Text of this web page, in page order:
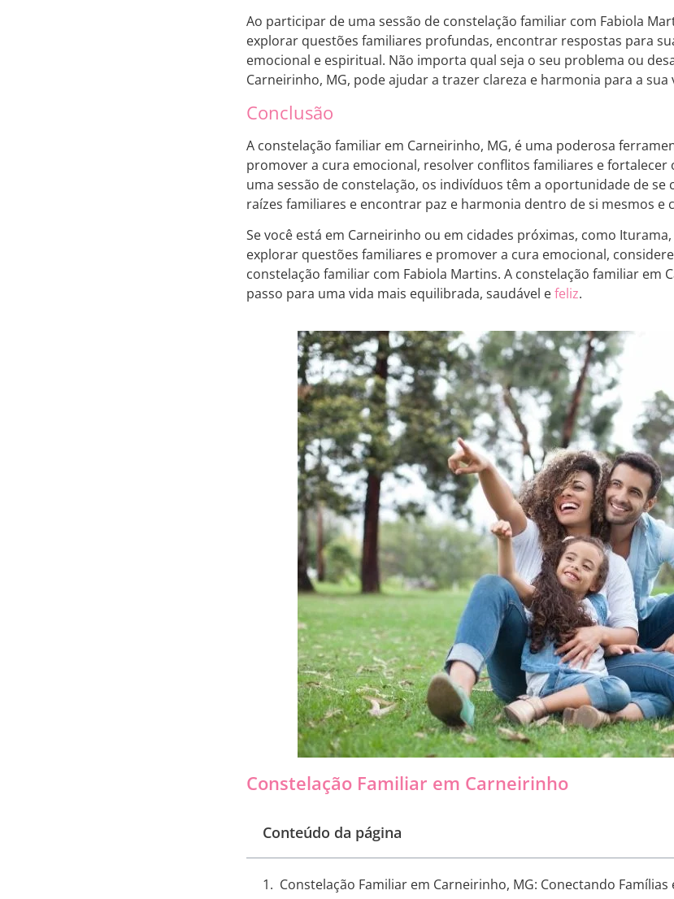
Ao participar de uma sessão de constelação familiar com Fabiola
explorar questões familiares profundas, encontrar respostas para
emocional e espiritual. Não importa qual seja o seu problema ou
Carneirinho, MG, pode ajudar a trazer clareza e harmonia para a sua
Conclusão
A constelação familiar em Carneirinho, MG, é uma poderosa
promover a cura emocional, resolver conflitos familiares e fortalecer
uma sessão de constelação, os indivíduos têm a oportunidade de
raízes familiares e encontrar paz e harmonia dentro de si mesmos e
Se você está em Carneirinho ou em cidades próximas, como
explorar questões familiares e promover a cura emocional,
constelação familiar com Fabiola Martins. A constelação familiar em
passo para uma vida mais equilibrada, saudável efeliz.
Constelação Familiar em Carneirinho
Conteúdo da página
Constelação Familiar em Carneirinho, MG: Conectando